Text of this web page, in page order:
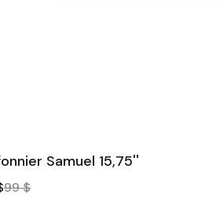
Samuel 15,75''
99 $